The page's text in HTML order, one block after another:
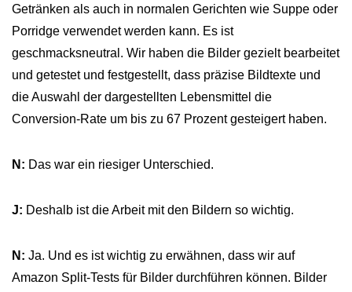
Getränken als auch in normalen Gerichten wie Suppe oder
Porridge verwendet werden kann. Es ist
geschmacksneutral. Wir haben die Bilder gezielt bearbeitet
und getestet und festgestellt, dass präzise Bildtexte und
die Auswahl der dargestellten Lebensmittel die
Conversion-Rate um bis zu 67 Prozent gesteigert haben.
N: Das war ein riesiger Unterschied.
J: Deshalb ist die Arbeit mit den Bildern so wichtig.
N: Ja. Und es ist wichtig zu erwähnen, dass wir auf
Amazon Split-Tests für Bilder durchführen können. Bilder